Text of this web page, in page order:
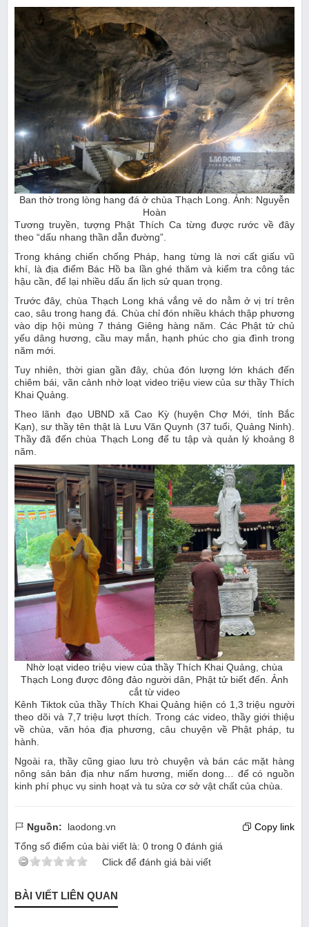
Ban thờ trong lòng hang đá ở chùa Thạch Long. Ảnh: Nguyễn
Hoàn
Tương truyền, tượng Phật Thích Ca từng được rước về đây
theo “dấu nhang thần dẫn đường”.
Trong kháng chiến chống Pháp, hang từng là nơi cất giấu vũ
khí, là địa điểm Bác Hồ ba lần ghé thăm và kiểm tra công tác
hậu cần, để lại nhiều dấu ấn lịch sử quan trọng.
Trước đây, chùa Thạch Long khá vắng vẻ do nằm ở vị trí trên
cao, sâu trong hang đá. Chùa chỉ đón nhiều khách thập phương
vào dịp hội mùng 7 tháng Giêng hàng năm. Các Phật tử chủ
yếu dâng hương, cầu may mắn, hạnh phúc cho gia đình trong
năm mới.
Tuy nhiên, thời gian gần đây, chùa đón lượng lớn khách đến
chiêm bái, vãn cảnh nhờ loạt video triệu view của sư thầy Thích
Khai Quảng.
Theo lãnh đạo UBND xã Cao Kỳ (huyện Chợ Mới, tỉnh Bắc
Kạn), sư thầy tên thật là Lưu Văn Quynh (37 tuổi, Quảng Ninh).
Thầy đã đến chùa Thạch Long để tu tập và quản lý khoảng 8
năm.
Nhờ loạt video triệu view của thầy Thích Khai Quảng, chùa
Thạch Long được đông đảo người dân, Phật tử biết đến. Ảnh
cắt từ video
Kênh Tiktok của thầy Thích Khai Quảng hiện có 1,3 triệu người
theo dõi và 7,7 triệu lượt thích. Trong các video, thầy giới thiệu
về chùa, văn hóa địa phương, câu chuyện về Phật pháp, tu
hành.
Ngoài ra, thầy cũng giao lưu trò chuyện và bán các mặt hàng
nông sản bản địa như nấm hương, miến dong… để có nguồn
kinh phí phục vụ sinh hoạt và tu sửa cơ sở vật chất của chùa.
Nguồn: laodong.vn
Copy link
Tổng số điểm của bài viết là: 0 trong 0 đánh giá
Click để đánh giá bài viết
BÀI VIẾT LIÊN QUAN